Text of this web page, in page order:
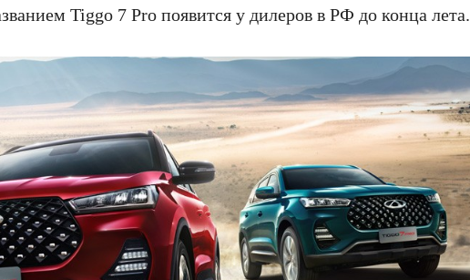
Tiggo 7 Pro появится у дилеров в РФ до конца лета.